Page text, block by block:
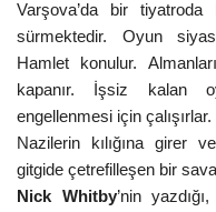
Varşova’da bir tiyatroda
sürmektedir. Oyun
Hamlet konulur.
kapanır. İşsiz kalan
engellenmesi için
Nazilerin kılığına girer
gitgide çetrefilleşen bir
Nick Whitby’nin